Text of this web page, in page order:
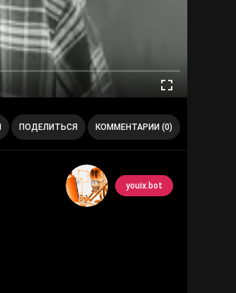
ПОДЕЛИТЬСЯ КОММЕНТАРИИ (0)
youix.bot